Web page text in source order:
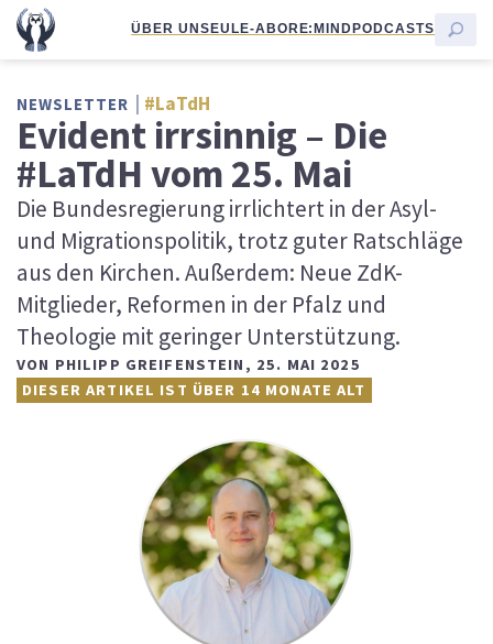
ÜBER UNSEULE-ABORE:MINDPODCASTS
NEWSLETTER #LaTdH
Evident irrsinnig – Die
#LaTdH vom 25. Mai
Die Bundesregierung irrlichtert in der Asyl-
und Migrationspolitik, trotz guter Ratschläge
aus den Kirchen. Außerdem: Neue ZdK-
Mitglieder, Reformen in der Pfalz und
Theologie mit geringer Unterstützung.
VON PHILIPP GREIFENSTEIN , 25. MAI 2025
DIESER ARTIKEL IST ÜBER 14 MONATE ALT